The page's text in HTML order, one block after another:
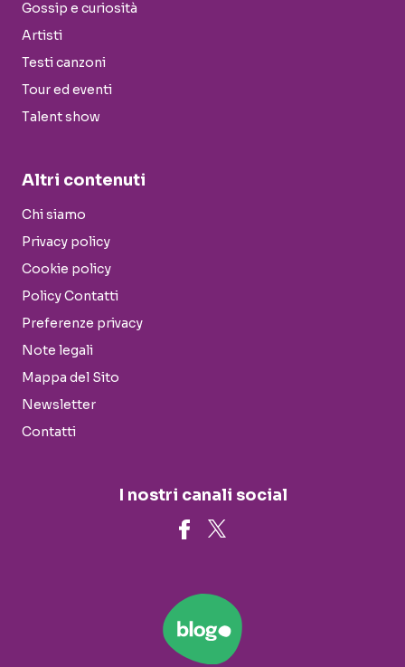
Gossip e curiosità
Artisti
Testi canzoni
Tour ed eventi
Talent show
Altri contenuti
Chi siamo
Privacy policy
Cookie policy
Policy Contatti
Preferenze privacy
Note legali
Mappa del Sito
Newsletter
Contatti
I nostri canali social